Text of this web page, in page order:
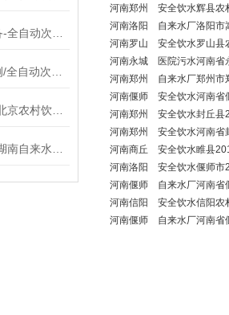
河南郑州 安全饮水辉县农
河南洛阳 自来水厂洛阳市
河南罗山 安全饮水罗山县
河南永城 医院污水河南省
河南郑州 自来水厂郑州市
河南偃师 安全饮水河南省
河南郑州 安全饮水封丘县
河南郑州 安全饮水河南省
河南商丘 安全饮水睢县
河南洛阳 安全饮水偃师市
河南偃师 自来水厂河南省
河南信阳 安全饮水信阳农
河南偃师 自来水厂河南省